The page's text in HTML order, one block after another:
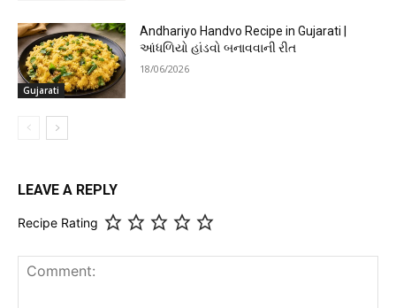
Gujarati
Andhariyo Handvo Recipe in Gujarati |
આંધળિયો હાંડવો બનાવવાની રીત
18/06/2026
LEAVE A REPLY
Recipe Rating